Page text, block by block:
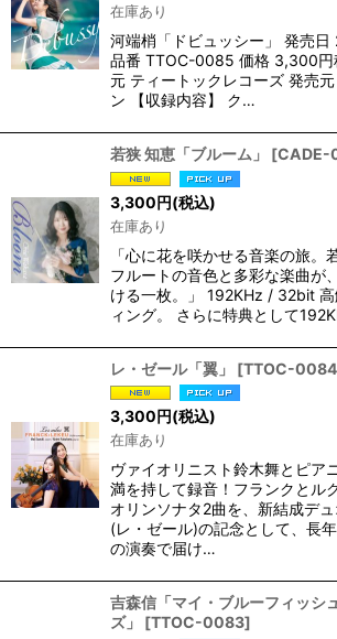
在庫あり
河端梢「ドビュッシー」 発売
品番 TTOC-0085 価格 3,300円
元 ティートックレコーズ 発売
ン 【収録内容】 ク…
若狭 知恵「ブルーム」 [CADE-
3,300円(税込)
在庫あり
「心に花を咲かせる音楽の旅。
フルートの音色と多彩な楽曲が
ける一枚。」 192KHz / 32bit
ィング。 さらに特典として
レ・ゼール「翼」 [TTOC-0084
3,300 円(税込)
在庫あり
ヴァイオリニスト鈴木舞とピア
満を持して録音！フランクとル
オリンソナタ2曲を、新結成デ
(レ・ゼール)の記念として、長
の演奏で届け…
吉森信「マイ・ブルーフィッシ
ズ」
[TTOC-0083]